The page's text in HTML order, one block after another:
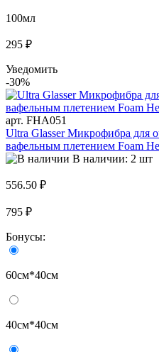
100мл
295 ₽
Уведомить
-30%
арт. FHA051
Ultra Glasser Микрофибра для
вафельным плетением Foam
В наличии: 2 шт
556.50 ₽
795 ₽
Бонусы:
60см*40см
40см*40см